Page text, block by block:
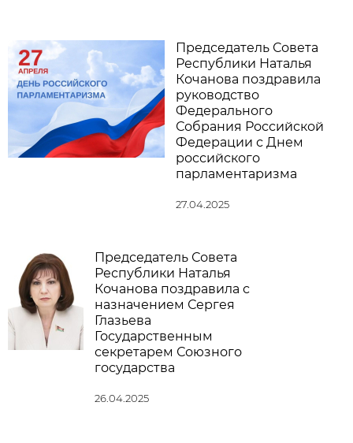
Председатель Совета
Республики Наталья
Кочанова поздравила
руководство
Федерального
Собрания Российской
Федерации с Днем
российского
парламентаризма
27.04.2025
Председатель Совета
Республики Наталья
Кочанова поздравила с
назначением Сергея
Глазьева
Государственным
секретарем Союзного
государства
26.04.2025